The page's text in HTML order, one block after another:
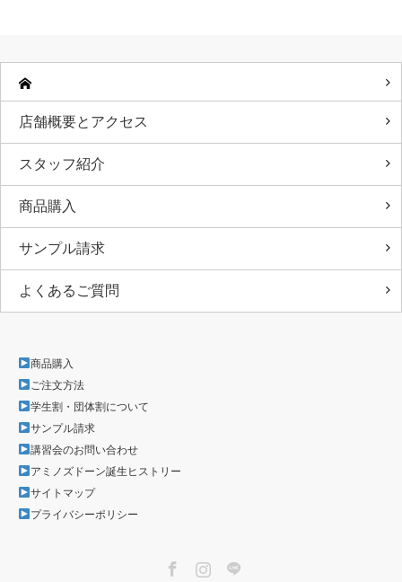
店舗概要とアクセス
スタッフ紹介
商品購入
サンプル請求
よくあるご質問
商品購入
ご注文方法
学生割・団体割について
サンプル請求
講習会のお問い合わせ
アミノズドーン誕生ヒストリー
サイトマップ
プライバシーポリシー